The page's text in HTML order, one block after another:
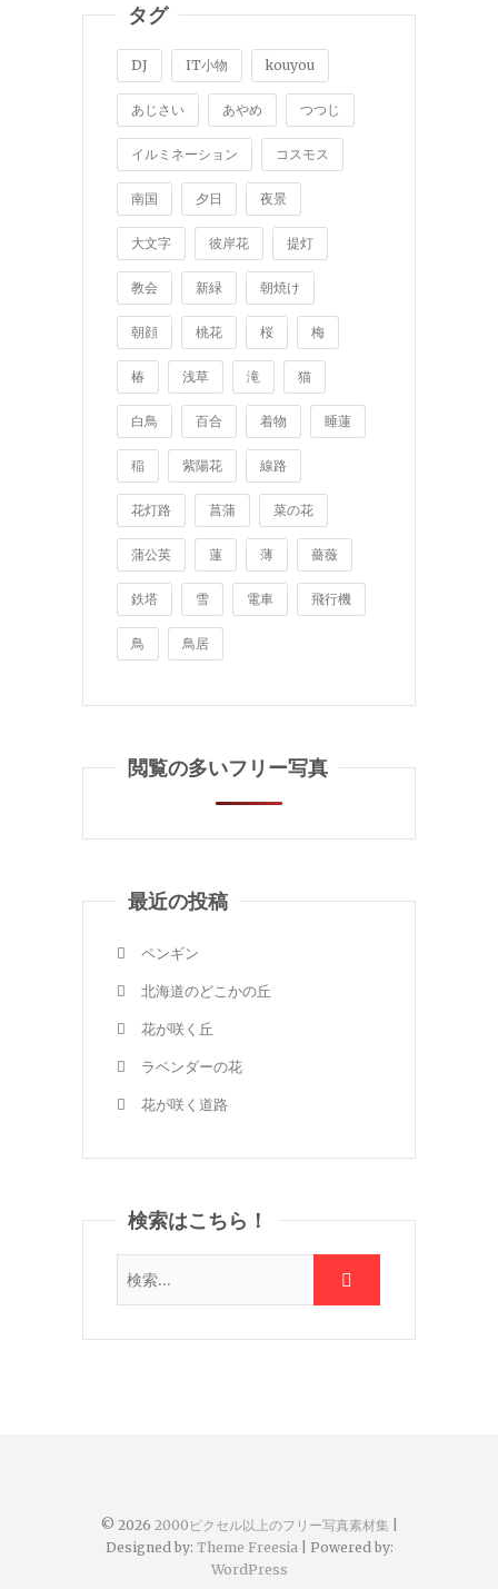
タグ
DJ IT小物 kouyou
あじさい あやめ つつじ
イルミネーション コスモス
南国 夕日 夜景
大文字 彼岸花 提灯
教会 新緑 朝焼け
朝顔 桃花 桜 梅
椿 浅草 滝 猫
白鳥 百合 着物 睡蓮
稲 紫陽花 線路
花灯路 菖蒲 菜の花
蒲公英 蓮 薄 薔薇
鉄塔 雪 電車 飛行機
鳥 鳥居
閲覧の多いフリー写真
最近の投稿
ペンギン
北海道のどこかの丘
花が咲く丘
ラベンダーの花
花が咲く道路
検索はこちら！
© 2026 2000ピクセル以上のフリー写真素材集
Designed by: Theme Freesia| Powered by:
WordPress